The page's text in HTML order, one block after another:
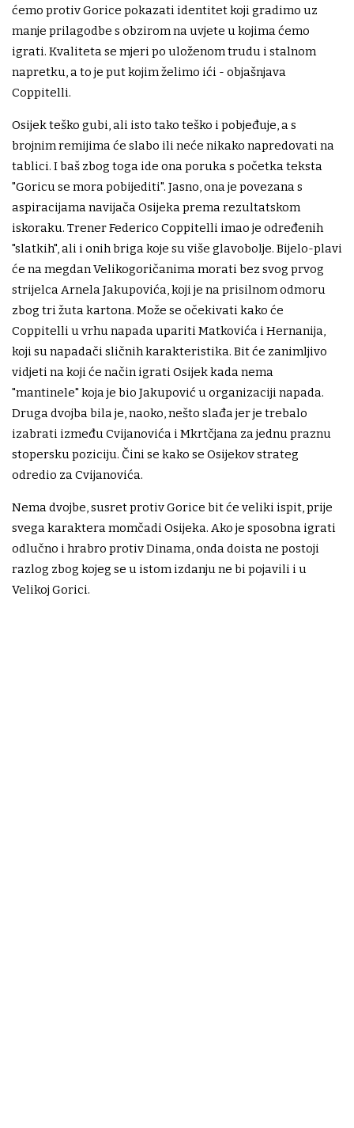
ćemo protiv Gorice pokazati identitet koji gradimo uz
manje prilagodbe s obzirom na uvjete u kojima ćemo
igrati. Kvaliteta se mjeri po uloženom trudu i stalnom
napretku, a to je put kojim želimo ići - objašnjava
Coppitelli.
Osijek teško gubi, ali isto tako teško i pobjeđuje, a s
brojnim remijima će slabo ili neće nikako napredovati na
tablici. I baš zbog toga ide ona poruka s početka teksta
"Goricu se mora pobijediti". Jasno, ona je povezana s
aspiracijama navijača Osijeka prema rezultatskom
iskoraku. Trener Federico Coppitelli imao je određenih
"slatkih", ali i onih briga koje su više glavobolje. Bijelo-plavi
će na megdan Velikogoričanima morati bez svog prvog
strijelca Arnela Jakupovića, koji je na prisilnom odmoru
zbog tri žuta kartona. Može se očekivati kako će
Coppitelli u vrhu napada upariti Matkovića i Hernanija,
koji su napadači sličnih karakteristika. Bit će zanimljivo
vidjeti na koji će način igrati Osijek kada nema
"mantinele" koja je bio Jakupović u organizaciji napada.
Druga dvojba bila je, naoko, nešto slađa jer je trebalo
izabrati između Cvijanovića i Mkrtčjana za jednu praznu
stopersku poziciju. Čini se kako se Osijekov strateg
odredio za Cvijanovića.
Nema dvojbe, susret protiv Gorice bit će veliki ispit, prije
svega karaktera momčadi Osijeka. Ako je sposobna igrati
odlučno i hrabro protiv Dinama, onda doista ne postoji
razlog zbog kojeg se u istom izdanju ne bi pojavili i u
Velikoj Gorici.